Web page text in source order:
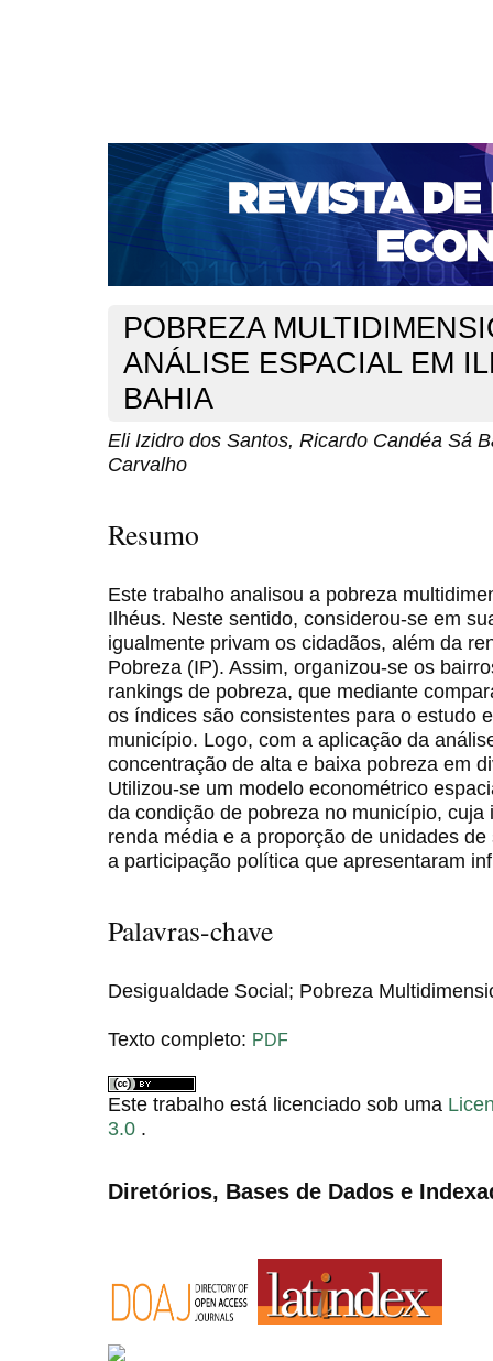
CAPA SOBRE ACESSO CADASTRO
NOTÍCIAS
PORTAL DE REVISTAS DA UNIFACS
BASES DE DADOS E INDEXADORES
Capa Ano XX - V. 1 - N. 39 - Abril de 2018 > Santos
POBREZA
ANÁLISE ESPACIAL EM
BAHIA
Eli Izidro dos Santos, Ricardo Candéa Sá
Carvalho
Resumo
Este trabalho analisou a pobreza
Ilhéus. Neste sentido, considerou-se em
igualmente privam os cidadãos, além da
Pobreza (IP). Assim, organizou-se os
rankings de pobreza, que mediante
os índices são consistentes para o estudo
município. Logo, com a aplicação da
concentração de alta e baixa pobreza em
Utilizou-se um modelo econométrico
da condição de pobreza no município,
renda média e a proporção de unidades
a participação política que apresentaram
Palavras-chave
Desigualdade Social; Pobreza
Texto completo: PDF
Este trabalho está licenciado sob uma
3.0 .
Diretórios, Bases de Dados e